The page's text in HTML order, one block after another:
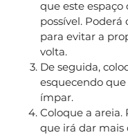
que este espaço
possível. Poderá
para evitar a
volta.
De seguida,
esquecendo
ímpar.
Coloque a
que irá dar mais